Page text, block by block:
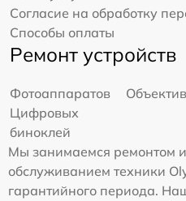
Согласие на обработку
Способы оплаты
Ремонт устройств
Фотоаппаратов
Цифровых
биноклей
Мы занимаемся ремонтом
обслуживанием техники
гарантийного периода.